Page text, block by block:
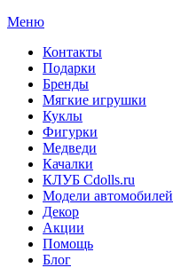
Меню
Контакты
Подарки
Бренды
Мягкие игрушки
Куклы
Фигурки
Медведи
Качалки
КЛУБ Cdolls.ru
Модели автомобилей
Декор
Акции
Помощь
Блог